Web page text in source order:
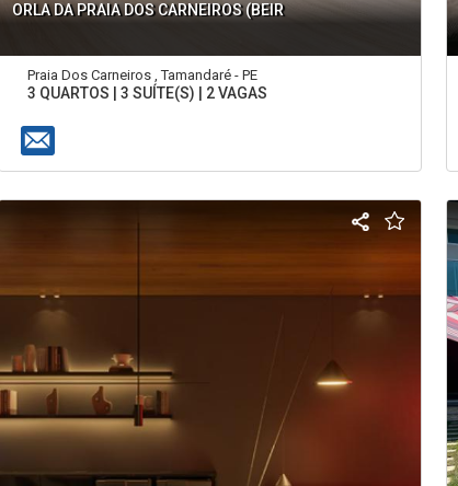
ORLA DA PRAIA DOS CARNEIROS (BEIR
Praia Dos Carneiros , Tamandaré - PE
3 QUARTOS | 3 SUÍTE(S) | 2 VAGAS